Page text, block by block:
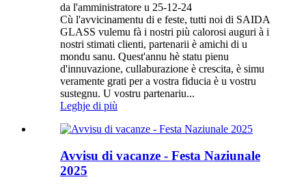
da l'amministratore u 25-12-24
Cù l'avvicinamentu di e feste, tutti noi di SAIDA
GLASS vulemu fà i nostri più calorosi auguri à i
nostri stimati clienti, partenarii è amichi di u
mondu sanu. Quest'annu hè statu pienu
d'innuvazione, cullaburazione è crescita, è simu
veramente grati per a vostra fiducia è u vostru
sustegnu. U vostru partenariu...
Leghje di più
Avvisu di vacanze - Festa Naziunale
2025